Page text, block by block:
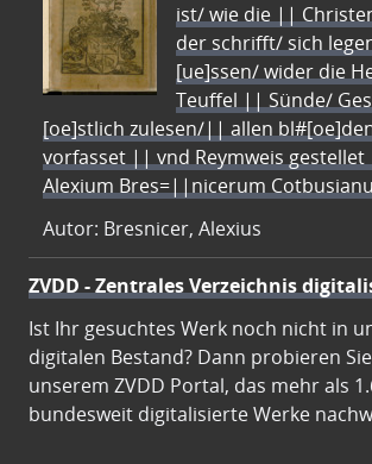
ist/ wie die ||
der schrifft/ sich
[ue]ssen/ wider die
Teuffel || Sünde/
[oe]stlich zulesen/|| allen
vorfasset || vnd Reymweis
Alexium Bres=||nicerum
Autor: Bresnicer, Alexius
ZVDD - Zentrales Verzeichnis
Ist Ihr gesuchtes Werk noch nicht in
digitalen Bestand? Dann probieren
unserem ZVDD Portal, das mehr als
bundesweit digitalisierte Werke